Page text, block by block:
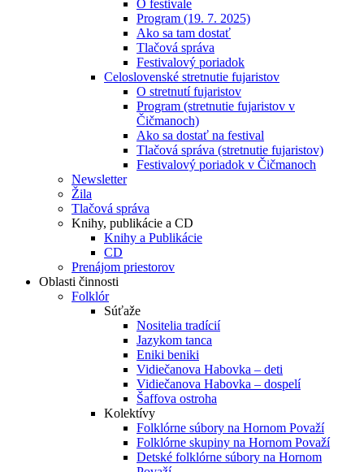
O festivale
Program (19. 7. 2025)
Ako sa tam dostať
Tlačová správa
Festivalový poriadok
Celoslovenské stretnutie fujaristov
O stretnutí fujaristov
Program (stretnutie fujaristov v
Čičmanoch)
Ako sa dostať na festival
Tlačová správa (stretnutie fujaristov)
Festivalový poriadok v Čičmanoch
Newsletter
Žila
Tlačová správa
Knihy, publikácie a CD
Knihy a Publikácie
CD
Prenájom priestorov
Oblasti činnosti
Folklór
Súťaže
Nositelia tradícií
Jazykom tanca
Eniki beniki
Vidiečanova Habovka – deti
Vidiečanova Habovka – dospelí
Šaffova ostroha
Kolektívy
Folklórne súbory na Hornom Považí
Folklórne skupiny na Hornom Považí
Detské folklórne súbory na Hornom